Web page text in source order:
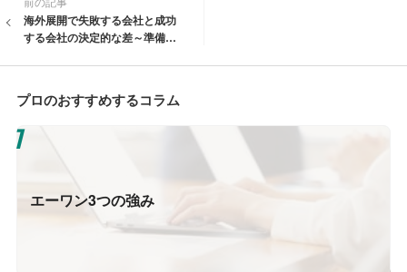
海外展開で失敗する会社と成功
する会社の決定的な差～準備が8
プロのおすすめするコラム
エーワン3つの強み